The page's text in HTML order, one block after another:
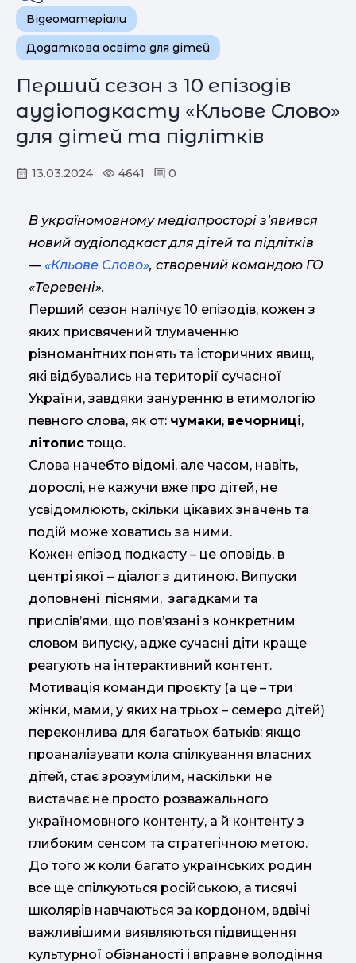
Відеоматеріали
Додаткова освіта для дітей
Перший сезон з 10 епізодів
аудіоподкасту «Кльове Слово»
для дітей та підлітків
13.03.2024 4641 0
В україномовному медіапросторі з’явився
новий аудіоподкаст для дітей та підлітків
— «Кльове Слово», створений командою ГО
«Теревені».
Перший сезон налічує 10 епізодів, кожен з
яких присвячений тлумаченню
різноманітних понять та історичних явищ,
які відбувались на території сучасної
України, завдяки зануренню в етимологію
певного слова, як от: чумаки, вечорниці,
літопистощо.
Слова начебто відомі, але часом, навіть,
дорослі, не кажучи вже про дітей, не
усвідомлюють, скільки цікавих значень та
подій може ховатись за ними.
Кожен епізод подкасту – це оповідь, в
центрі якої – діалог з дитиною. Випуски
доповнені піснями, загадками та
прислів’ями, що повʼязані з конкретним
словом випуску, адже сучасні діти краще
реагують на інтерактивний контент.
Мотивація команди проєкту (а це – три
жінки, мами, у яких на трьох – семеро дітей)
переконлива для багатьох батьків: якщо
проаналізувати кола спілкування власних
дітей, стає зрозумілим, наскільки не
вистачає не просто розважального
україномовного контенту, а й контенту з
глибоким сенсом та стратегічною метою.
До того ж коли багато українських родин
все ще спілкуються російською, а тисячі
школярів навчаються за кордоном, вдвічі
важливішими виявляються підвищення
культурної обізнаності і вправне володіння